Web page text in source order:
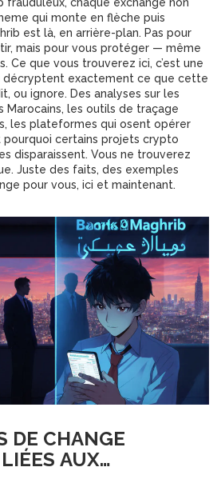
qui monte en flèche puis
est là, en arrière-plan. Pas pour
mais pour vous protéger — même
Ce que vous trouverez ici, c’est une
décryptent exactement ce que cette
ou ignore. Des analyses sur les
Marocains, les outils de traçage
les plateformes qui osent opérer
pourquoi certains projets crypto
disparaissent. Vous ne trouverez
Juste des faits, des exemples
pour vous, ici et maintenant.
DE CHANGE
AUX